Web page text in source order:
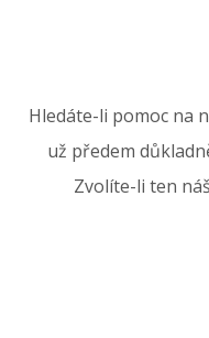
Hledáte-li pomoc na
už předem
Zvolíte-li ten